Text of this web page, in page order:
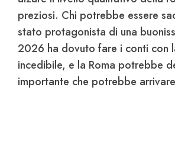
preziosi. Chi potrebbe essere
stato protagonista di una
2026 ha dovuto fare i conti con
incedibile, e la Roma potrebbe
importante che potrebbe